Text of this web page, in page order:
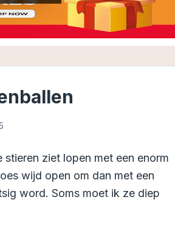
ziet lopen met een enorm
wijd open om dan met een
word. Soms moet ik ze diep